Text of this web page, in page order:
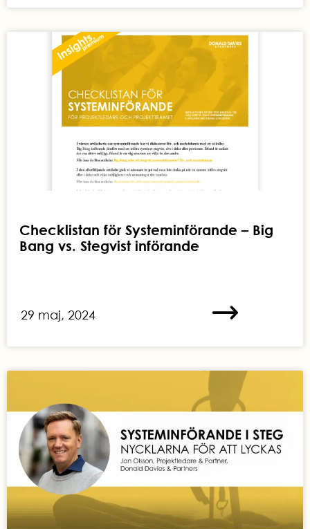
Checklistan för Systeminförande – Big
Bang vs. Stegvist införande
29 maj, 2024